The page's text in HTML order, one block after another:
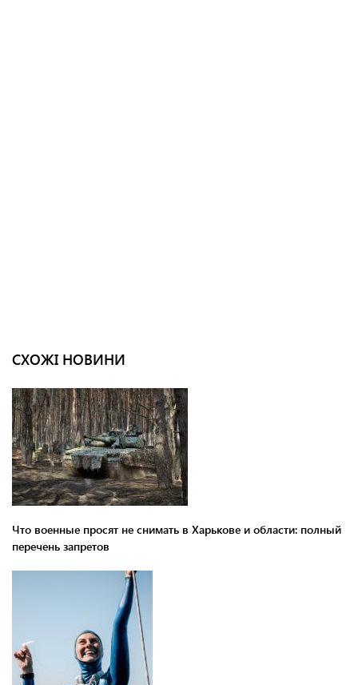
СХОЖІ НОВИНИ
Что военные просят не снимать в Харькове и области: полный
перечень запретов